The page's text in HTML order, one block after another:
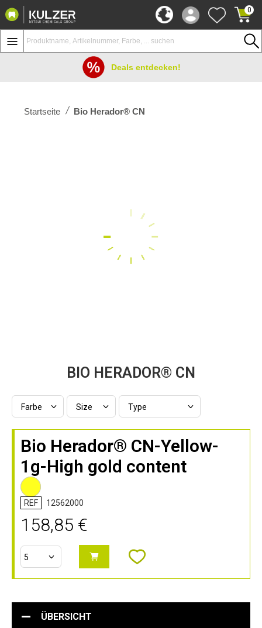
0
Deals entdecken!
Startseite Bio Herador® CN
Bildergalerie
springen
BIO HERADOR® CN
Bio Herador® CN-Yellow-
1g-High gold content
REF 12562000
158,85 €
ÜBERSICHT